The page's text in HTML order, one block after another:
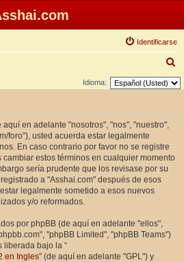
Identificarse
u
Idioma:
en adelante "nosotros", "nos", "nuestro",
foro"), usted acuerda estar legalmente
En caso contrario por favor no se registre
cambiar estos términos en cualquier momento
sería prudente que los revisase por su
a "Asshai.com" después de esos
legalmente sometido a esos nuevos
y/o reformados.
por phpBB (de aquí en adelante "ellos",
"phpBB Limited", "phpBB Teams")
liberada bajo la “
en Ingles” (de aquí en adelante "GPL") y